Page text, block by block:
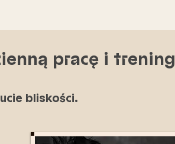
pracę i trening
bliskości.